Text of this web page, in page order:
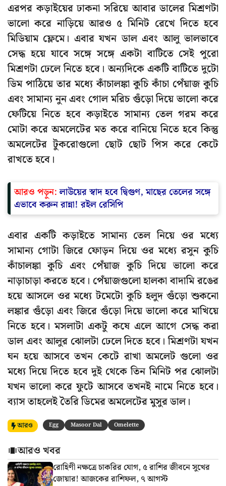
এরপর কড়াইয়ের ঢাকনা সরিয়ে আবার ডালের মিশ্রণটা
ভালো করে নাড়িয়ে আরও ৫ মিনিট রেখে দিতে হবে
মিডিয়াম ফ্লেমে। এবার যখন ডাল এবং আলু ভালভাবে
সেদ্ধ হয়ে যাবে সঙ্গে সঙ্গে একটা বাটিতে সেই পুরো
মিশ্রণটা ঢেলে নিতে হবে। অন্যদিকে একটি বাটিতে দুটো
ডিম পাঠিয়ে তার মধ্যে কাঁচালঙ্কা কুচি কাঁচা পেঁয়াজ কুচি
এবং সামান্য নুন এবং গোল মরিচ গুঁড়ো দিয়ে ভালো করে
ফেটিয়ে নিতে হবে কড়াইতে সামান্য তেল গরম করে
মোটা করে অমলেটের মত করে বানিয়ে নিতে হবে কিন্তু
অমলেটের টুকরোগুলো ছোট ছোট পিস করে কেটে
রাখতে হবে।
আরও পড়ুন:লাউয়ের স্বাদ হবে দ্বিগুণ, মাছের তেলের সঙ্গে
এভাবে করুন রান্না! রইল রেসিপি
এবার একটি কড়াইতে সামান্য তেল নিয়ে ওর মধ্যে
সামান্য গোটা জিরে ফোড়ন দিয়ে ওর মধ্যে রসুন কুচি
কাঁচালঙ্কা কুচি এবং পেঁয়াজ কুচি দিয়ে ভালো করে
নাড়াচাড়া করতে হবে। পেঁয়াজগুলো হালকা বাদামি রঙের
হয়ে আসলে ওর মধ্যে টমেটো কুচি হলুদ গুঁড়ো শুকনো
লঙ্কার গুঁড়ো এবং জিরে গুঁড়ো দিয়ে ভালো করে মাখিয়ে
নিতে হবে। মসলাটা একটু কষে এলে আগে সেদ্ধ করা
ডাল এবং আলুর ঝোলটা ঢেলে দিতে হবে। মিশ্রণটা যখন
ঘন হয়ে আসবে তখন কেটে রাখা অমলেট গুলো ওর
মধ্যে দিয়ে দিতে হবে দুই থেকে তিন মিনিট পর ঝোলটা
যখন ভালো করে ফুটে আসবে তখনই নামে নিতে হবে।
ব্যাস তাহলেই তৈরি ডিমের অমলেটের মুসুর ডাল।
আরও Egg Masoor Dal Omelette
আরও খবর
রোহিণী নক্ষত্রে চাকরির যোগ, ৫ রাশির জীবনে সুখের
জোয়ার! আজকের রাশিফল, ৭ আগস্ট